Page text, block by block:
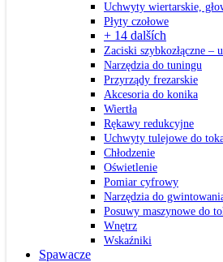
Uchwyty wiertarskie,
Płyty czołowe
+ 14 dalších
Zaciski szybkozłączne –
Narzędzia do tuningu
Przyrządy frezarskie
Akcesoria do konika
Wiertła
Rękawy redukcyjne
Uchwyty tulejowe do
Chłodzenie
Oświetlenie
Pomiar cyfrowy
Narzędzia do
Posuwy maszynowe do
Wnętrz
Wskaźniki
Spawacze